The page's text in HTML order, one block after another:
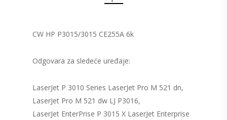
CW HP P3015/3015 CE255A 6k
Odgovara za sledeće uređaje:
LaserJet P 3010 Series LaserJet Pro M 521 dn,
LaserJet Pro M 521 dw LJ P3016,
LaserJet EnterPrise P 3015 X LaserJet Enterprise